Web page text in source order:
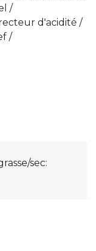
/
d'acidité /
/
sec: